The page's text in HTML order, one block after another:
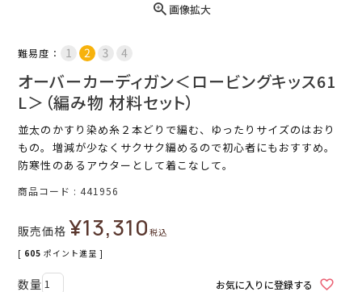
画像拡大
難易度：
オーバーカーディガン＜ロービングキッス61
L＞（編み物 材料セット）
並太のかすり染め糸２本どりで編む、ゆったりサイズのはおり
もの。増減が少なくサクサク編めるので初心者にもおすすめ。
防寒性のあるアウターとして着こなして。
商品コード 441956
販売価格 ¥13,310税込
[ 605 ポイント進呈 ]
お気に入りに登録する